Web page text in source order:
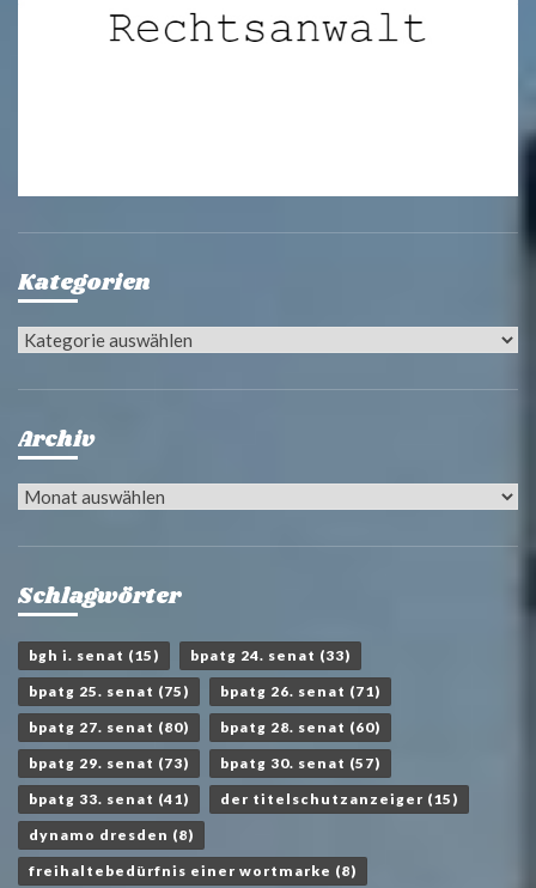
Kategorien
Kategorien
Archiv
Archiv
Schlagwörter
bgh i. senat (15) bpatg 24. senat (33)
bpatg 25. senat (75) bpatg 26. senat (71)
bpatg 27. senat (80) bpatg 28. senat (60)
bpatg 29. senat (73) bpatg 30. senat (57)
bpatg 33. senat (41) der titelschutzanzeiger (15)
dynamo dresden (8)
freihaltebedürfnis einer wortmarke (8)